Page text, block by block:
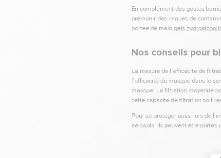
En complément des gestes
prémunir des risques de
portée de main gels
Nos conseils pour
La mesure de l’efficacité de
l’efficacité du masque dans le
masque. La filtration moyenne
cette capacité de filtration soit
Pour se protéger aussi lors de
aérosols. Ils peuvent être portés